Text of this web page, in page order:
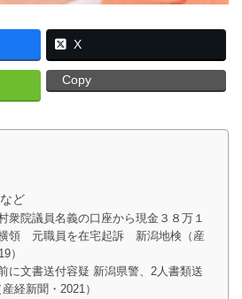
X
Copy
ど
衆院議員名義の口座から現金３８万１
領 元職員を在宅起訴 新潟地検（産
）
に文書送付容疑 新潟県警、2人書類送
経新聞・2021）